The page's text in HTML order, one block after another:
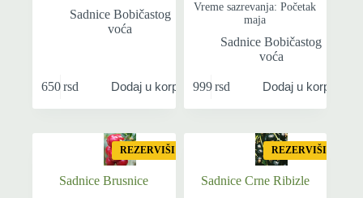
Sadnice Bobičastog
voća
650rsd Dodaj u korpu
Vreme sazrevanja: Početak
maja
Sadnice Bobičastog
voća
999rsd Dodaj u korpu
REZERVIŠI
Sadnice Brusnice
REZERVIŠI
Sadnice Crne Ribizle